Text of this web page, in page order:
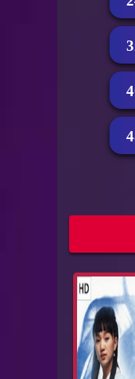
درامای ئیمپراتۆری ده‌ریا ئه‌ڵقه‌ی 44